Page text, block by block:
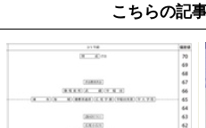
こちらの記